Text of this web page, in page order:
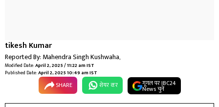
tikesh Kumar
Reported By: Mahendra Singh Kushwaha,
Modified Date:April 2, 2025 / 11:22 am IST
Published Date:April 2, 2025 10:49 am IST
SHARE शेयर कर गूगल पर IBC24
News चुनें